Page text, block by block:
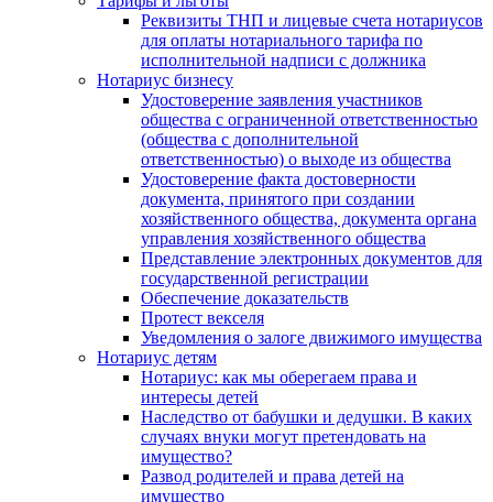
Реквизиты ТНП и лицевые счета нотариусов
для оплаты нотариального тарифа по
исполнительной надписи с должника
Нотариус бизнесу
Удостоверение заявления участников
общества с ограниченной ответственностью
(общества с дополнительной
ответственностью) о выходе из общества
Удостоверение факта достоверности
документа, принятого при создании
хозяйственного общества, документа органа
управления хозяйственного общества
Представление электронных документов для
государственной регистрации
Обеспечение доказательств
Протест векселя
Уведомления о залоге движимого имущества
Нотариус детям
Нотариус: как мы оберегаем права и
интересы детей
Наследство от бабушки и дедушки. В каких
случаях внуки могут претендовать на
имущество?
Развод родителей и права детей на
имущество